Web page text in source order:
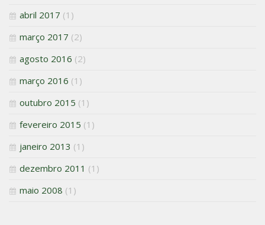
abril 2017 (1)
março 2017 (2)
agosto 2016 (2)
março 2016 (1)
outubro 2015 (1)
fevereiro 2015 (1)
janeiro 2013 (1)
dezembro 2011 (1)
maio 2008 (1)